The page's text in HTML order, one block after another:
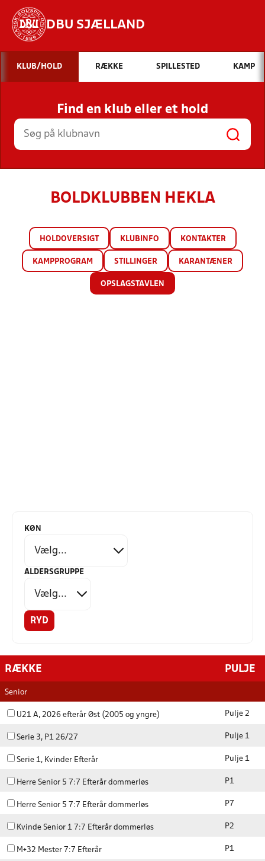
DBU SJÆLLAND
Hvad vil du søge efter?
INDHOLD OG NYHEDER
STILLINGER, RESULTATER, KLUBBER OG
HOLD
KLUB/HOLD RÆKKE SPILLESTED KAMP
Find en klub eller et hold
BOLDKLUBBEN HEKLA
HOLDOVERSIGT KLUBINFO KONTAKTER
KAMPPROGRAM STILLINGER KARANTÆNER
OPSLAGSTAVLEN
KØN
ALDERSGRUPPE
RYD
RÆKKE PULJE
Senior
U21 A, 2026 efterår Øst (2005 og yngre) Pulje 2
Serie 3, P1 26/27 Pulje 1
Serie 1, Kvinder Efterår Pulje 1
Herre Senior 5 7:7 Efterår dommerløs P1
Herre Senior 5 7:7 Efterår dommerløs P7
Kvinde Senior 1 7:7 Efterår dommerløs P2
M+32 Mester 7:7 Efterår P1